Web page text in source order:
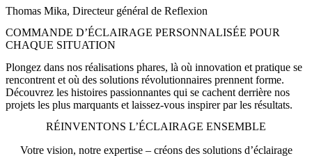
Thomas Mika, Directeur général de Reflexion
COMMANDE D’ÉCLAIRAGE PERSONNALISÉE POUR
CHAQUE SITUATION
Plongez dans nos réalisations phares, là où innovation et pratique se
rencontrent et où des solutions révolutionnaires prennent forme.
Découvrez les histoires passionnantes qui se cachent derrière nos
projets les plus marquants et laissez-vous inspirer par les résultats.
RÉINVENTONS L’ÉCLAIRAGE ENSEMBLE
Votre vision, notre expertise – créons des solutions d’éclairage